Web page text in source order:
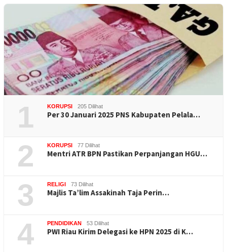
1 KORUPSI 205 Dilihat
Per 30 Januari 2025 PNS Kabupaten Pelala…
2 KORUPSI 77 Dilihat
Mentri ATR BPN Pastikan Perpanjangan HGU…
3 RELIGI 73 Dilihat
Majlis Ta’lim Assakinah Taja Perin…
4 PENDIDIKAN 53 Dilihat
PWI Riau Kirim Delegasi ke HPN 2025 di K…